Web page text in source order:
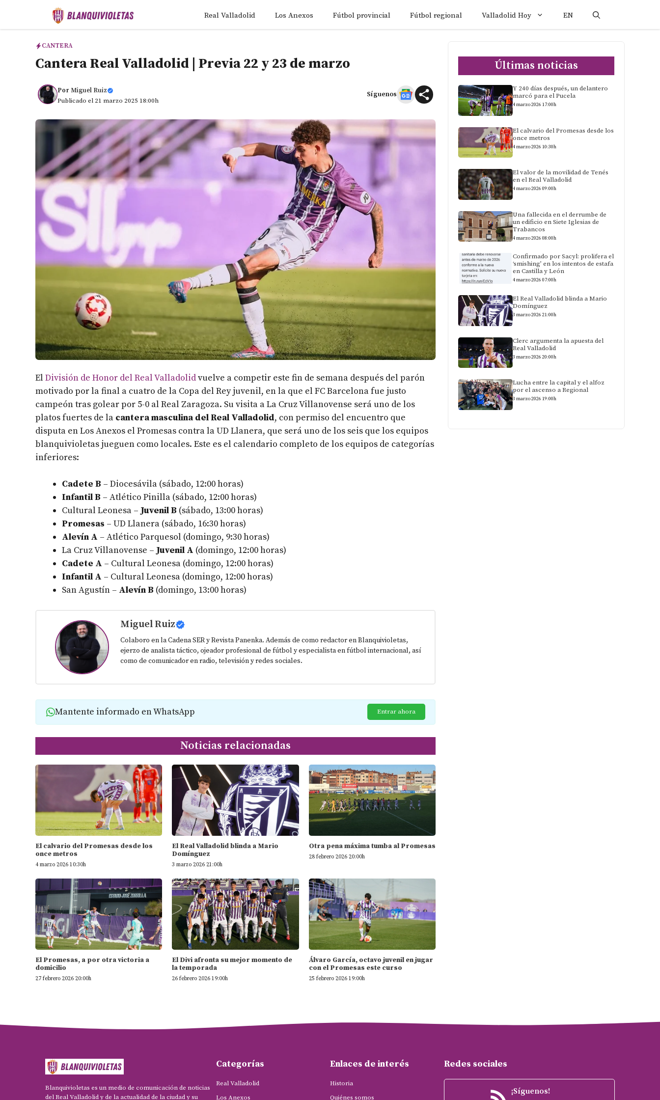
Real Valladolid Los Anexos Fútbol provincial Fútbol regional Valladolid Hoy EN
CANTERA
Cantera Real Valladolid | Previa 22 y 23 de marzo
Por Miguel Ruiz
Publicado el 21 marzo 2025 18:00h
Síguenos
El División de Honor del Real Valladolidvuelve a competir este fin de semana después del parón
motivado por la final a cuatro de la Copa del Rey juvenil, en la que el FC Barcelona fue justo
campeón tras golear por 5-0 al Real Zaragoza. Su visita a La Cruz Villanovense será uno de los
platos fuertes de la cantera masculina del Real Valladolid, con permiso del encuentro que
disputa en Los Anexos el Promesas contra la UD Llanera, que será uno de los seis que los equipos
blanquivioletas jueguen como locales. Este es el calendario completo de los equipos de categorías
inferiores:
Cadete B – Diocesávila (sábado, 12:00 horas)
Infantil B – Atlético Pinilla (sábado, 12:00 horas)
Cultural Leonesa – Juvenil B (sábado, 13:00 horas)
Promesas – UD Llanera (sábado, 16:30 horas)
Alevín A – Atlético Parquesol (domingo, 9:30 horas)
La Cruz Villanovense – Juvenil A (domingo, 12:00 horas)
Cadete A – Cultural Leonesa (domingo, 12:00 horas)
Infantil A – Cultural Leonesa (domingo, 12:00 horas)
San Agustín – Alevín B (domingo, 13:00 horas)
Miguel Ruiz
Colaboro en la Cadena SER y Revista Panenka. Además de como redactor en Blanquivioletas,
ejerzo de analista táctico, ojeador profesional de fútbol y especialista en fútbol internacional, así
como de comunicador en radio, televisión y redes sociales.
Mantente informado en WhatsApp Entrar ahora
Noticias relacionadas
El calvario del Promesas desde los
once metros
4 marzo 2026 10:30h
El Real Valladolid blinda a Mario
Domínguez
3 marzo 2026 21:00h
Otra pena máxima tumba al Promesas
28 febrero 2026 20:00h
El Promesas, a por otra victoria a
domicilio
27 febrero 2026 20:00h
El Divi afronta su mejor momento de
la temporada
26 febrero 2026 19:00h
Álvaro García, octavo juvenil en jugar
con el Promesas este curso
25 febrero 2026 19:00h
Últimas noticias
Y 240 días después, un delantero
marcó para el Pucela
4 marzo 2026 17:00h
El calvario del Promesas desde los
once metros
4 marzo 2026 10:30h
El valor de la movilidad de Tenés
en el Real Valladolid
4 marzo 2026 09:00h
Una fallecida en el derrumbe de
un edificio en Siete Iglesias de
Trabancos
4 marzo 2026 08:00h
Confirmado por Sacyl: prolifera el
‘smishing’ en los intentos de estafa
en Castilla y León
4 marzo 2026 07:00h
El Real Valladolid blinda a Mario
Domínguez
3 marzo 2026 21:00h
Clerc argumenta la apuesta del
Real Valladolid
3 marzo 2026 20:00h
Lucha entre la capital y el alfoz
por el ascenso a Regional
3 marzo 2026 19:00h
Blanquivioletas es un medio de comunicación de noticias
del Real Valladolid y de la actualidad de la ciudad y su
Categorías
Real Valladolid
Los Anexos
Enlaces de interés
Historia
Quiénes somos
Redes sociales
¡Síguenos!